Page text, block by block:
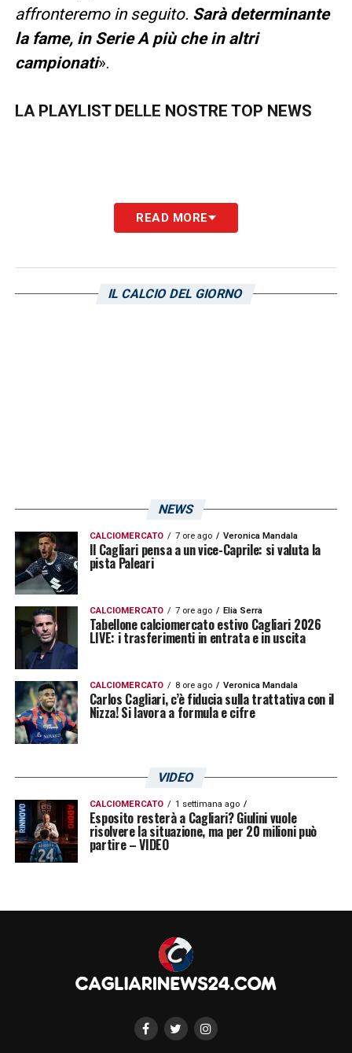
affronteremo in seguito. Sarà determinante
la fame, in Serie A più che in altri
campionati».
LA PLAYLIST DELLE NOSTRE TOP NEWS
READ MORE
IL CALCIO DEL GIORNO
NEWS
CALCIOMERCATO 7 ore ago Veronica Mandala
Il Cagliari pensa a un vice-Caprile: si valuta la
pista Paleari
CALCIOMERCATO 7 ore ago Elia Serra
Tabellone calciomercato estivo Cagliari 2026
LIVE: i trasferimenti in entrata e in uscita
CALCIOMERCATO 8 ore ago Veronica Mandala
Carlos Cagliari, c’è fiducia sulla trattativa con il
Nizza! Si lavora a formula e cifre
VIDEO
CALCIOMERCATO 1 settimana ago
Esposito resterà a Cagliari? Giulini vuole
risolvere la situazione, ma per 20 milioni può
partire – VIDEO